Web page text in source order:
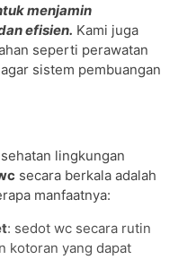
menjamin
efisien. Kami juga
seperti perawatan
sistem pembuangan
lingkungan
secara berkala adalah
manfaatnya:
: sedot wc secara rutin
kotoran yang dapat